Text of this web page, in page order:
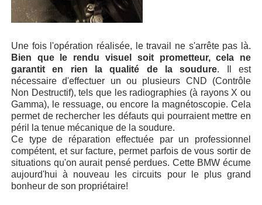
Une fois l'opération réalisée, le travail ne s'arrête pas là.
Bien que le rendu visuel soit prometteur, cela ne
garantit en rien la qualité de la soudure. Il est
nécessaire d'effectuer un ou plusieurs CND (Contrôle
Non Destructif), tels que les radiographies (à rayons X ou
Gamma), le ressuage, ou encore la magnétoscopie. Cela
permet de rechercher les défauts qui pourraient mettre en
péril la tenue mécanique de la soudure.
Ce type de réparation effectuée par un professionnel
compétent, et sur facture, permet parfois de vous sortir de
situations qu'on aurait pensé perdues. Cette BMW écume
aujourd'hui à nouveau les circuits pour le plus grand
bonheur de son propriétaire!